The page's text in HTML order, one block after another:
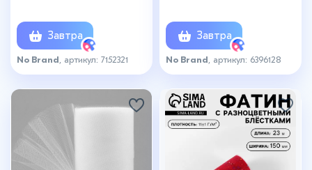
Завтра
No Brand , артикул: 7152321
Завтра
No Brand , артикул: 6396128